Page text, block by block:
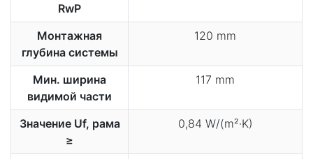
RwP
Монтажная
глубина системы
120 mm
Мин. ширина
видимой части
117 mm
Значение Uf, рама
≥
0,84 W/(m²·K)